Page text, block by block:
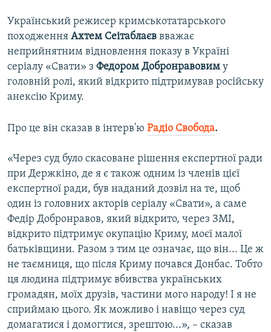
Усі сайти RFE/RL
Український режисер кримськотатарського
походження Ахтем Сеітаблаєв вважає
неприйнятним відновлення показу в Україні
серіалу «Свати» з Федором Добронравовим у
головній ролі, який відкрито підтримував російську
анексію Криму.
Про це він сказав в інтерв'ю Радіо Свобода.
«Через суд було скасоване рішення експертної ради
при Держкіно, де я є також одним із членів цієї
експертної ради, був наданий дозвіл на те, щоб
один із головних акторів серіалу «Свати», а саме
Федір Добронравов, який відкрито, через ЗМІ,
відкрито підтримує окупацію Криму, моєї малої
батьківщини. Разом з тим це означає, що він... Це ж
не таємниця, що після Криму почався Донбас. Тобто
ця людина підтримує вбивства українських
громадян, моїх друзів, частини мого народу! І я не
сприймаю цього. Як можливо і навіщо через суд
домагатися і домогтися, зрештою...», – сказав